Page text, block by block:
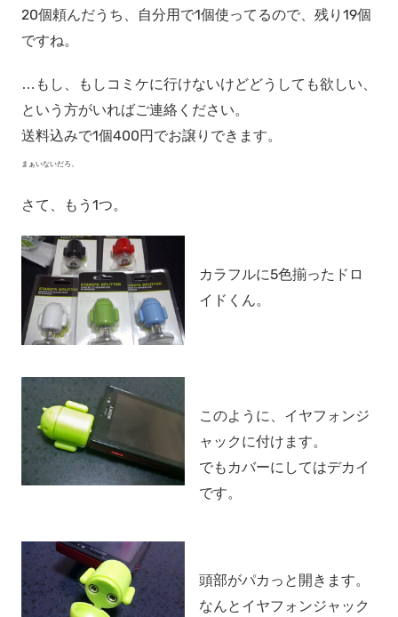
20個頼んだうち、自分用で1個使ってるので、残り19個
ですね。
…もし、もしコミケに行けないけどどうしても欲しい、
という方がいればご連絡ください。
送料込みで1個400円でお譲りできます。
まぁいないだろ。
さて、もう1つ。
カラフルに5色揃ったドロ
イドくん。
このように、イヤフォンジ
ャックに付けます。
でもカバーにしてはデカイ
です。
頭部がパカっと開きます。
なんとイヤフォンジャック